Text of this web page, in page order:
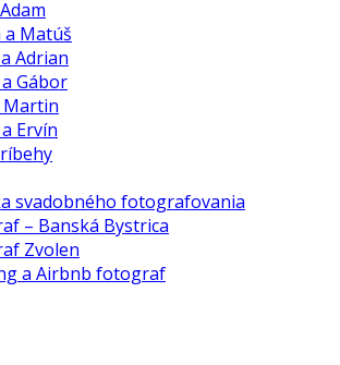
a Matúš
Adrian
Gábor
Martin
Ervín
svadobného fotografovania
– Banská Bystrica
Zvolen
a Airbnb fotograf